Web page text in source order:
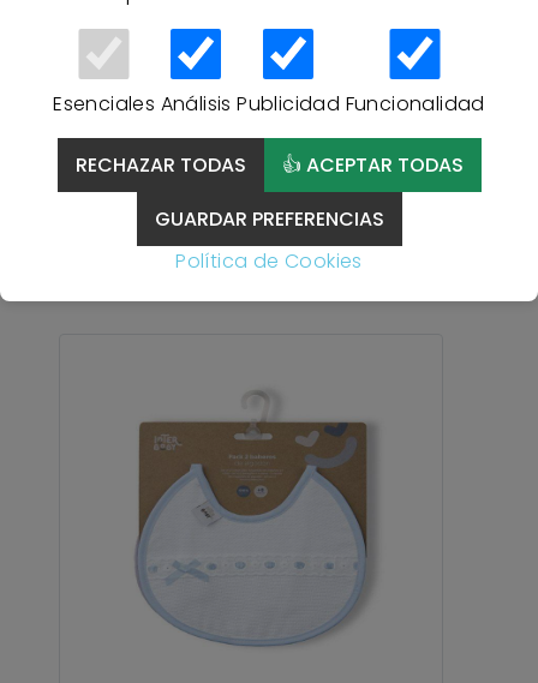
Esenciales Análisis Publicidad Funcionalidad
RECHAZAR TODAS
👍 ACEPTAR TODAS
GUARDAR PREFERENCIAS
Política de Cookies
Pack 2 Baberos Punto
MINNIE 2 Interbaby -
BLANCO/ROSA
4,50 €